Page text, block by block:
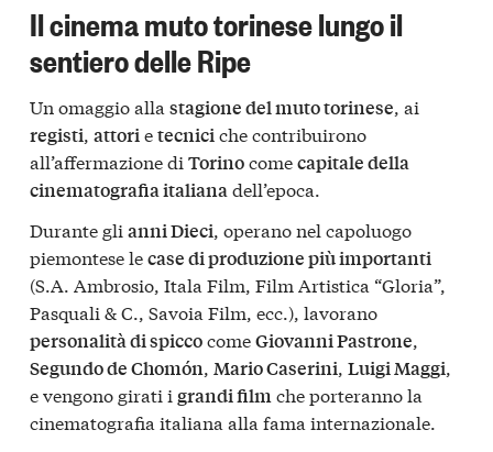
Il cinema muto torinese lungo il
sentiero delle Ripe
Un omaggio alla stagione del muto torinese, ai
registi, attorietecniciche contribuirono
all’affermazione di Torinocomecapitale della
cinematografia italianadell’epoca.
Durante gli anni Dieci, operano nel capoluogo
piemontese lecase di produzione più importanti
(S.A. Ambrosio, Itala Film, Film Artistica “Gloria”,
Pasquali & C., Savoia Film, ecc.), lavorano
personalità di spiccocomeGiovanni Pastrone,
Segundo de Chomón, Mario Caserini, Luigi Maggi,
e vengono girati i grandi filmche porteranno la
cinematografia italiana alla fama internazionale.